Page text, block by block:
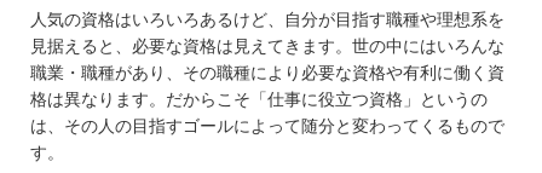
人気の資格はいろいろあるけど、自分が目指す職種や理想系を
見据えると、必要な資格は見えてきます。世の中にはいろんな
職業・職種があり、その職種により必要な資格や有利に働く資
格は異なります。だからこそ「仕事に役立つ資格」というの
は、その人の目指すゴールによって随分と変わってくるもので
す。